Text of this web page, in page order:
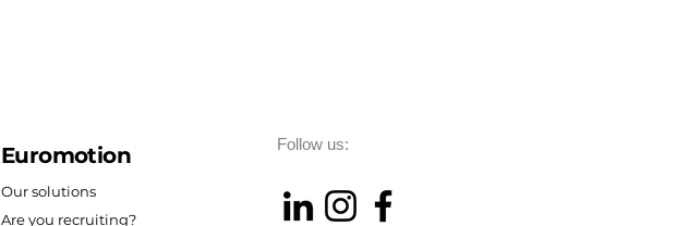
Euromotion
Our solutions
Are you recruiting?
Follow us: